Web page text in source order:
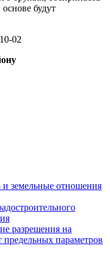
будут
02
и земельные отношения
разрешения на
предельных параметров